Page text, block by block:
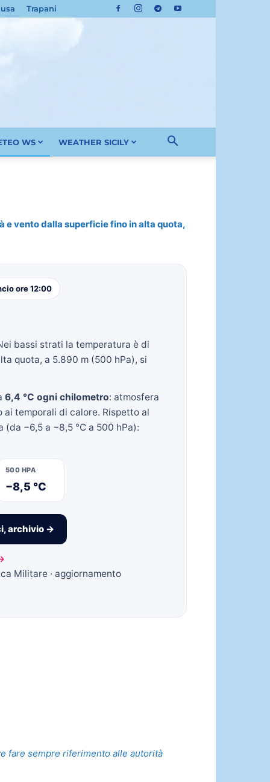
Trapani
WS WEATHER SICILY
e vento dalla superficie fino in alta quota,
ore 12:00
bassi strati la temperatura è di
quota, a 5.890 m (500 hPa), si
6,4 °C ogni chilometro: atmosfera
ai temporali di calore. Rispetto al
−6,5 a −8,5 °C a 500 hPa):
500 HPA
−8,5 °C
archivio →
Militare · aggiornamento
fare sempre riferimento alle autorità